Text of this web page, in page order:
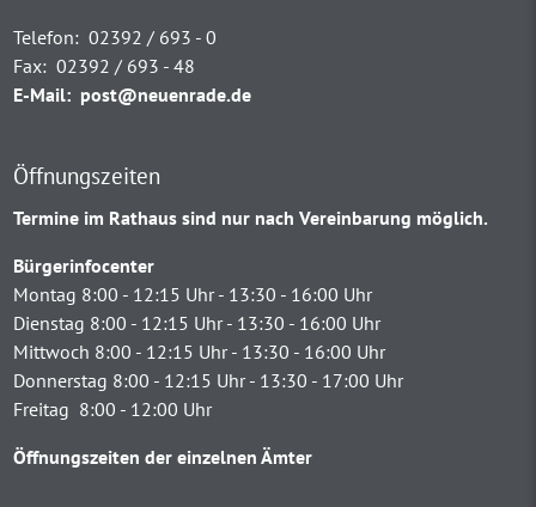
Telefon: 02392 / 693 - 0
Fax: 02392 / 693 - 48
E-Mail: post@neuenrade.de
Öffnungszeiten
Termine im Rathaus sind nur nach Vereinbarung möglich.
Bürgerinfocenter
Montag 8:00 - 12:15 Uhr - 13:30 - 16:00 Uhr
Dienstag 8:00 - 12:15 Uhr - 13:30 - 16:00 Uhr
Mittwoch 8:00 - 12:15 Uhr - 13:30 - 16:00 Uhr
Donnerstag 8:00 - 12:15 Uhr - 13:30 - 17:00 Uhr
Freitag 8:00 - 12:00 Uhr
Öffnungszeiten der einzelnen Ämter